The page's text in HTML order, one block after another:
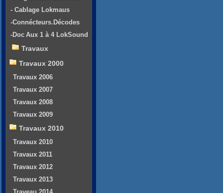
- Cablage Lokmaus
-Connécteurs.Décodes
-Doc Aux 1 à 4 LokSound
Travaux
Travaux 2000
Travaux 2006
Travaux 2007
Travaux 2008
Travaux 2009
Travaux 2010
Travaux 2010
Travaux 2011
Travaux 2012
Travaux 2013